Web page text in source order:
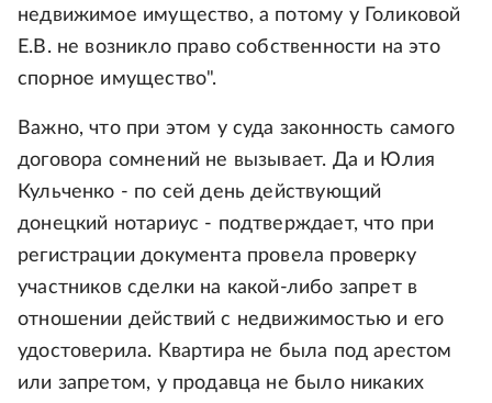
недвижимое имущество, а потому у Голиковой
Е.В. не возникло право собственности на это
спорное имущество".
Важно, что при этом у суда законность самого
договора сомнений не вызывает. Да и Юлия
Кульченко - по сей день действующий
донецкий нотариус - подтверждает, что при
регистрации документа провела проверку
участников сделки на какой-либо запрет в
отношении действий с недвижимостью и его
удостоверила. Квартира не была под арестом
или запретом, у продавца не было никаких